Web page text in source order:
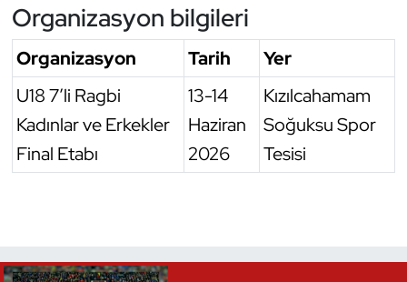
Organizasyon bilgileri
Organizasyon Tarih
Yer
U18 7’li Ragbi
Kadınlar ve Erkekler
Final Etabı
13-14
Haziran
2026
Kızılcahamam
Soğuksu Spor
Tesisi
Ragbi
Satranç
Su Topu
Sualtı Sporları
Tenis